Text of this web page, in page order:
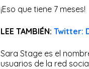
¡Eso que tiene 7 meses!
LEE TAMBIÉN: Twitter:
Sara Stage es el
usuarios de la red